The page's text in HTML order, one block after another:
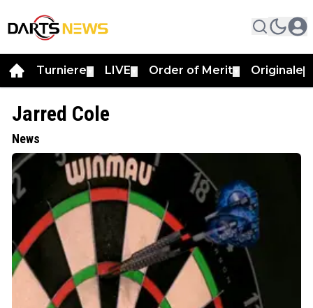
Turniere LIVE Order of Merit Originale
Jarred Cole
News